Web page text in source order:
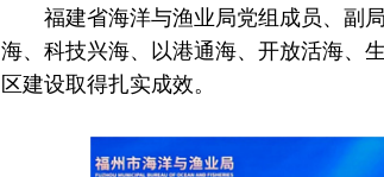
福建省海洋与渔业局党组成员、副局
海、科技兴海、以港通海、开放活海、
区建设取得扎实成效。